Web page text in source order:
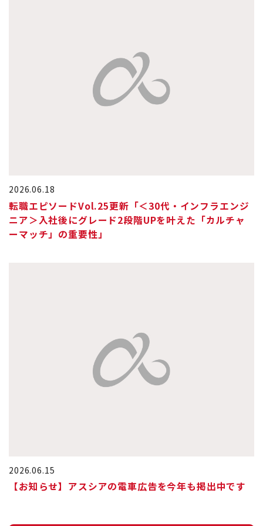
2026.06.18
転職エピソードVol.25更新「＜30代・インフラエンジ
ニア＞入社後にグレード2段階UPを叶えた「カルチャ
ーマッチ」の重要性」
2026.06.15
【お知らせ】アスシアの電車広告を今年も掲出中です